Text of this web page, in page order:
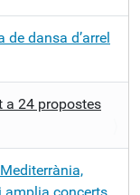
de dansa d’arrel
a 24 propostes